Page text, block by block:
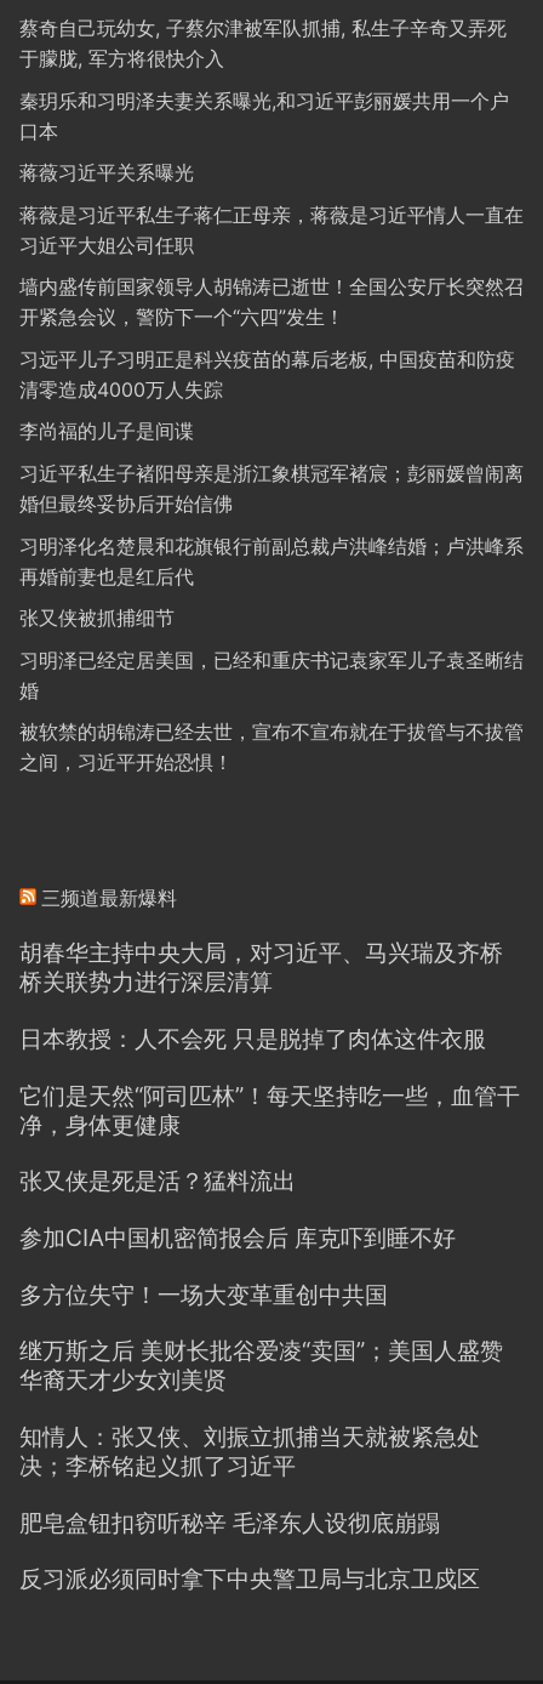
蔡奇自己玩幼女, 子蔡尔津被军队抓捕, 私生子辛奇又弄死
于朦胧, 军方将很快介入
秦玥乐和习明泽夫妻关系曝光,和习近平彭丽媛共用一个户
口本
蒋薇习近平关系曝光
蒋薇是习近平私生子蒋仁正母亲，蒋薇是习近平情人一直在
习近平大姐公司任职
墙内盛传前国家领导人胡锦涛已逝世！全国公安厅长突然召
开紧急会议，警防下一个“六四”发生！
习远平儿子习明正是科兴疫苗的幕后老板, 中国疫苗和防疫
清零造成4000万人失踪
李尚福的儿子是间谍
习近平私生子褚阳母亲是浙江象棋冠军褚宸；彭丽媛曾闹离
婚但最终妥协后开始信佛
习明泽化名楚晨和花旗银行前副总裁卢洪峰结婚；卢洪峰系
再婚前妻也是红后代
张又侠被抓捕细节
习明泽已经定居美国，已经和重庆书记袁家军儿子袁圣晰结
婚
被软禁的胡锦涛已经去世，宣布不宣布就在于拔管与不拔管
之间，习近平开始恐惧！
三频道最新爆料
胡春华主持中央大局，对习近平、马兴瑞及齐桥
桥关联势力进行深层清算
日本教授：人不会死 只是脱掉了肉体这件衣服
它们是天然“阿司匹林”！每天坚持吃一些，血管干
净，身体更健康
张又侠是死是活？猛料流出
参加CIA中国机密简报会后 库克吓到睡不好
多方位失守！一场大变革重创中共国
继万斯之后 美财长批谷爱凌“卖国”；美国人盛赞
华裔天才少女刘美贤
知情人：张又侠、刘振立抓捕当天就被紧急处
决；李桥铭起义抓了习近平
肥皂盒钮扣窃听秘辛 毛泽东人设彻底崩蹋
反习派必须同时拿下中央警卫局与北京卫戍区